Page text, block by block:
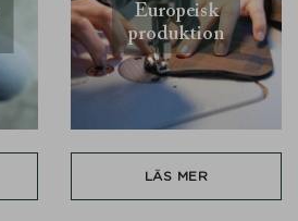
Europeisk
produktion
LÄS MER